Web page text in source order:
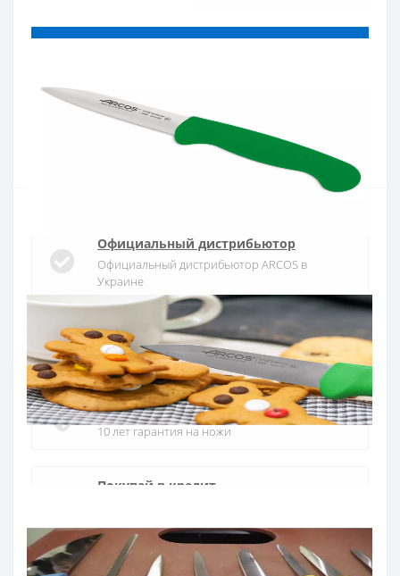
Купить в один клик
Введите номер телефона и мы перезвоним
Купить
Официальный дистрибьютор
Официальный дистрибьютор ARCOS в
Украине
Быстрая доставка
Доставка в течении 1-3 дней по Украине
Гарантия качества
10 лет гарантия на ножи
Покупай в кредит